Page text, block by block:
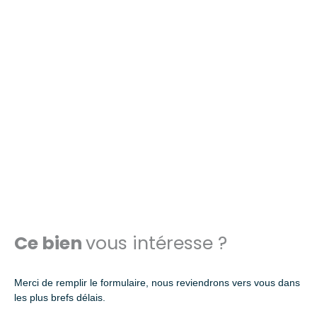
Ce bienvous intéresse ?
Merci de remplir le formulaire, nous reviendrons vers vous dans
les plus brefs délais.